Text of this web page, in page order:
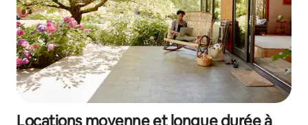
Locations moyenne et longue durée à